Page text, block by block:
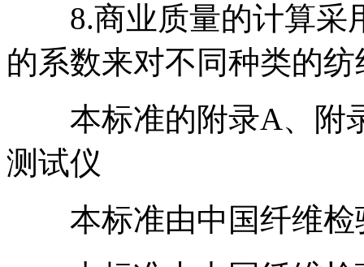
8.商业质量的计算采
的系数来对不同种类的
本标准的附录A、附
测试仪
本标准由中国纤维检